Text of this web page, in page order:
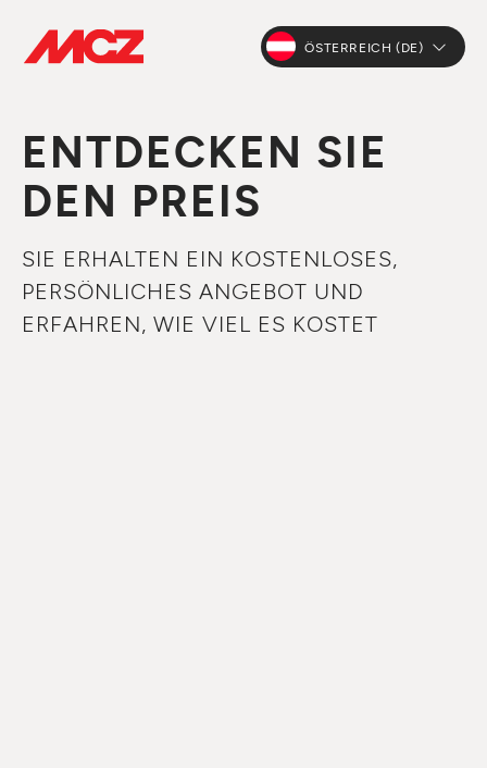
ÖSTERREICH (DE)
ENTDECKEN SIE
DEN PREIS
SIE ERHALTEN EIN KOSTENLOSES,
PERSÖNLICHES ANGEBOT UND
ERFAHREN, WIE VIEL ES KOSTET